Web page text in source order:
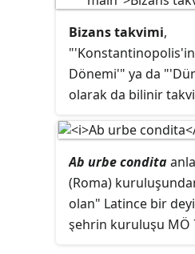
iki yüzyıl boyunca,
toprakları İç
Akdeniz dünyasına
Sonraki yüzyılda
Afrika, İber
egemenlik kurarak
büyüdü. Roma
yüzyılı sırasında,
kalanına hem de
Anadolu'nun büyük
Bizans takvimi,
"'Konstantinopolis'in
Dönemi'" ya da
olarak da bilinir
691'dan 1728'e
Ortodoks
kullanıldı. Ayrıca bu
1453 yılları
İmparatorluğu'nun
Ab urbe condita
(Roma)
olan" Latince bir
şehrin kuruluşu MÖ